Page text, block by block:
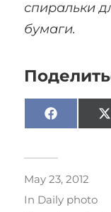
спиральки
бумаги.
Facebook X
May 23, 2012
In Daily photo